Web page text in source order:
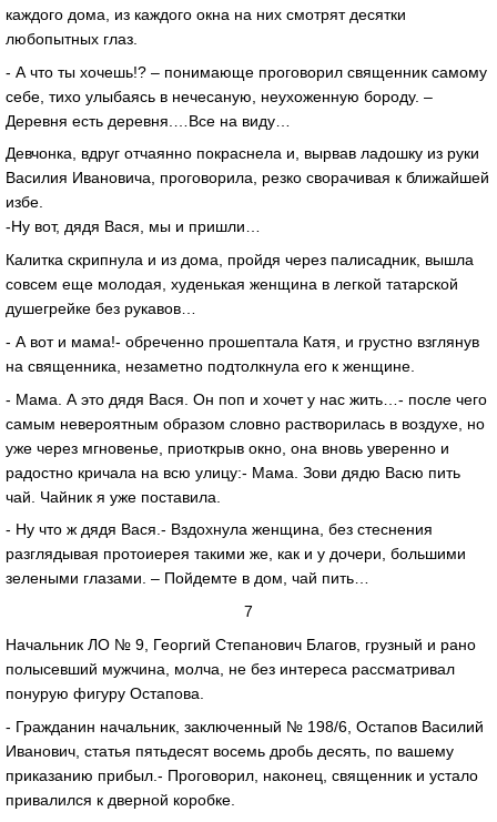
каждого дома, из каждого окна на них смотрят десятки
любопытных глаз.
- А что ты хочешь!? – понимающе проговорил священник самому
себе, тихо улыбаясь в нечесаную, неухоженную бороду. –
Деревня есть деревня.…Все на виду…
Девчонка, вдруг отчаянно покраснела и, вырвав ладошку из руки
Василия Ивановича, проговорила, резко сворачивая к ближайшей
избе.
-Ну вот, дядя Вася, мы и пришли…
Калитка скрипнула и из дома, пройдя через палисадник, вышла
совсем еще молодая, худенькая женщина в легкой татарской
душегрейке без рукавов…
- А вот и мама!- обреченно прошептала Катя, и грустно взглянув
на священника, незаметно подтолкнула его к женщине.
- Мама. А это дядя Вася. Он поп и хочет у нас жить…- после чего
самым невероятным образом словно растворилась в воздухе, но
уже через мгновенье, приоткрыв окно, она вновь уверенно и
радостно кричала на всю улицу:- Мама. Зови дядю Васю пить
чай. Чайник я уже поставила.
- Ну что ж дядя Вася.- Вздохнула женщина, без стеснения
разглядывая протоиерея такими же, как и у дочери, большими
зелеными глазами. – Пойдемте в дом, чай пить…
7
Начальник ЛО № 9, Георгий Степанович Благов, грузный и рано
полысевший мужчина, молча, не без интереса рассматривал
понурую фигуру Остапова.
- Гражданин начальник, заключенный № 198/6, Остапов Василий
Иванович, статья пятьдесят восемь дробь десять, по вашему
приказанию прибыл.- Проговорил, наконец, священник и устало
привалился к дверной коробке.